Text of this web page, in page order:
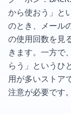
から使おう」と
のとき、メール
の使用回数を見
きます。一方で
らう」というひ
用が多いストア
注意が必要です。